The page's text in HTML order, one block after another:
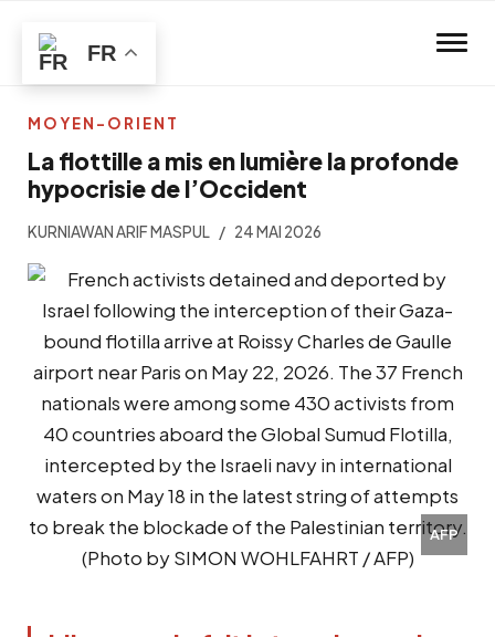
AFP
La flottille a mis en lumière la profonde
hypocrisie de l’Occident
KURNIAWAN ARIF MASPUL 24 MAI 2026
MOYEN-ORIENT
FR